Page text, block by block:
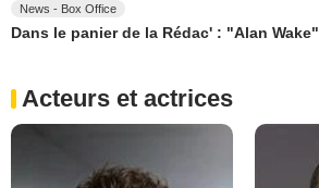
News - Box Office
Dans le panier de la Rédac' : "Alan Wake"
Acteurs et actrices